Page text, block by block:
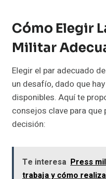
Cómo Elegir
Militar
Elegir el par adecuado
un desafío, dado que
disponibles. Aquí te
consejos clave para
decisión:
Te interesa Press
trabaja y cómo